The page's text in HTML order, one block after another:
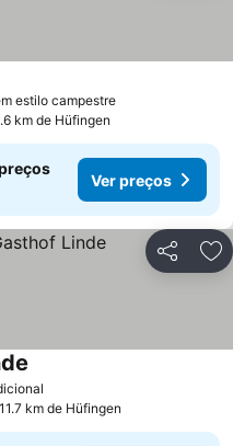
estilo campestreVer preços
preços
km de Hüfingen
Ver preços
Partilhar
km de Hüfingen